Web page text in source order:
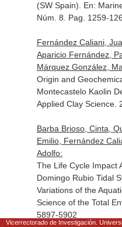
(SW Spain). En:
Núm. 8. Pag. 1259-
Fernández Caliani,
Aparicio Fernández,
Márquez González,
Origin and
Montecastelo Kaolin
Applied Clay Science.
Barba Brioso, Cinta,
Emilio, Fernández
Adolfo:
The Life Cycle Impact
Domingo Rubio Tidal
Variations of the
Science of the Total
5897-5902
Vicerrectorado de Investigación.